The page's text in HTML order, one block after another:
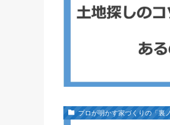
プロが明かす家づくりの「裏